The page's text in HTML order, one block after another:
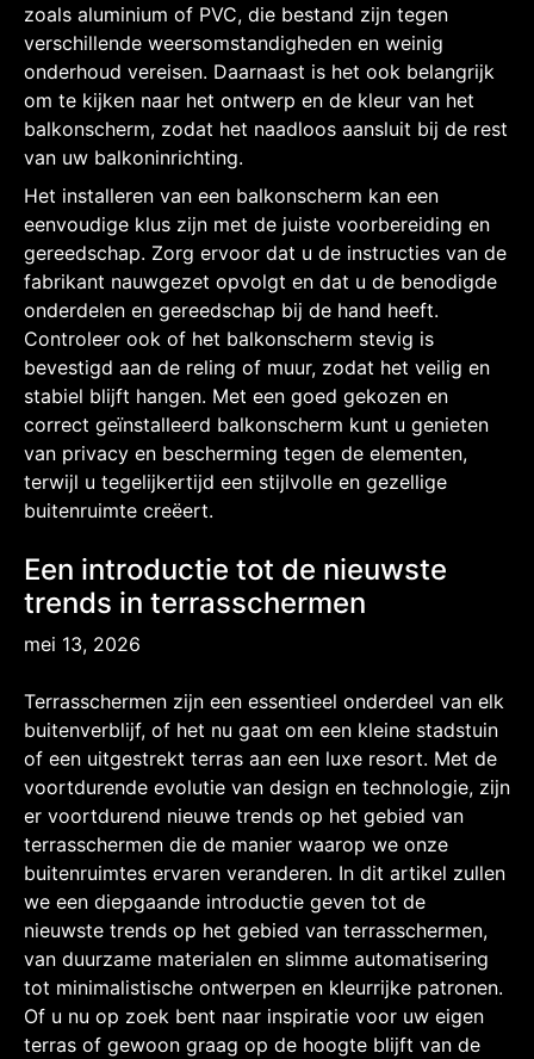
zoals aluminium of PVC, die bestand zijn tegen
verschillende weersomstandigheden en weinig
onderhoud vereisen. Daarnaast is het ook belangrijk
om te kijken naar het ontwerp en de kleur van het
balkonscherm, zodat het naadloos aansluit bij de rest
van uw balkoninrichting.
Het installeren van een balkonscherm kan een
eenvoudige klus zijn met de juiste voorbereiding en
gereedschap. Zorg ervoor dat u de instructies van de
fabrikant nauwgezet opvolgt en dat u de benodigde
onderdelen en gereedschap bij de hand heeft.
Controleer ook of het balkonscherm stevig is
bevestigd aan de reling of muur, zodat het veilig en
stabiel blijft hangen. Met een goed gekozen en
correct geïnstalleerd balkonscherm kunt u genieten
van privacy en bescherming tegen de elementen,
terwijl u tegelijkertijd een stijlvolle en gezellige
buitenruimte creëert.
Een introductie tot de nieuwste
trends in terrasschermen
mei 13, 2026
Terrasschermen zijn een essentieel onderdeel van elk
buitenverblijf, of het nu gaat om een ​​kleine stadstuin
of een uitgestrekt terras aan een luxe resort. Met de
voortdurende evolutie van design en technologie, zijn
er voortdurend nieuwe trends op het gebied van
terrasschermen die de manier waarop we onze
buitenruimtes ervaren veranderen. In dit artikel zullen
we een diepgaande introductie geven tot de
nieuwste trends op het gebied van terrasschermen,
van duurzame materialen en slimme automatisering
tot minimalistische ontwerpen en kleurrijke patronen.
Of u nu op zoek bent naar inspiratie voor uw eigen
terras of gewoon graag op de hoogte blijft van de